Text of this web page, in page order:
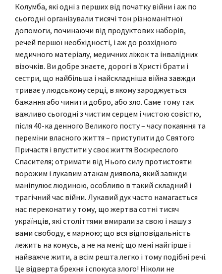
Колумба, які одні з перших від початку війни і аж по
сьогодні організували тисячі тон різноманітної
допомоги, починаючи від продуктових наборів,
речей першої необхідності, і аж до розхідного
медичного матеріалу, медичних ліжок та інвалідних
візочків. Ви добре знаєте, дорогі в Христі брати і
сестри, що найбільша і найскладніша війна завжди
триває у людському серці, в якому зароджується
бажання або чинити добро, або зло. Саме тому так
важливо сьогодні з чистим серцем і чистою совістю,
після 40-ка денного Великого посту – часу покаяння та
переміни власного життя – приступити до Святого
Причастя і впустити у своє життя Воскреслого
Спасителя; отримати від Нього силу протистояти
ворожим і лукавим атакам диявола, який завжди
маніпулює людиною, особливо в такий складний і
трагічний час війни. Лукавий дух часто намагається
нас переконати у тому, що жертва сотні тисяч
українців, які століттями вмирали за свою і нашу з
вами свободу, є марною; що вся відповідальність
лежить на комусь, а не на мені; що мені найгірше і
найважче жити, а всім решта легко і тому подібні речі.
Це відверта брехня і спокуса злого! Ніколи не